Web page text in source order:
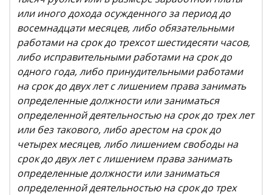
или иного дохода осужденного за период до
восемнадцати месяцев, либо обязательными
работами на срок до трехсот шестидесяти часов,
либо исправительными работами на срок до
одного года, либо принудительными работами
на срок до двух лет с лишением права занимать
определенные должности или заниматься
определенной деятельностью на срок до трех лет
или без такового, либо арестом на срок до
четырех месяцев, либо лишением свободы на
срок до двух лет с лишением права занимать
определенные должности или заниматься
определенной деятельностью на срок до трех